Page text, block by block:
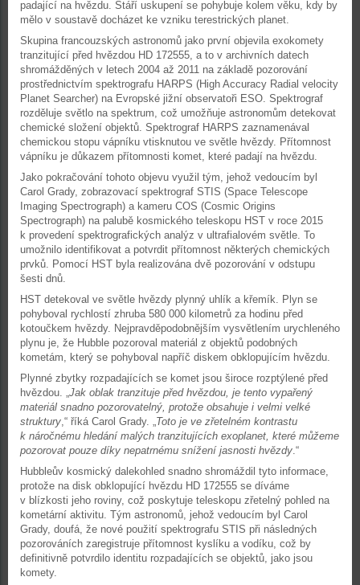
padající na hvězdu. Stáří uskupení se pohybuje kolem věku, kdy by
mělo v soustavě docházet ke vzniku terestrických planet.
Skupina francouzských astronomů jako první objevila exokomety
tranzitující před hvězdou HD 172555, a to v archivních datech
shromážděných v letech 2004 až 2011 na základě pozorování
prostřednictvím spektrografu HARPS (High Accuracy Radial velocity
Planet Searcher) na Evropské jižní observatoři ESO. Spektrograf
rozděluje světlo na spektrum, což umožňuje astronomům detekovat
chemické složení objektů. Spektrograf HARPS zaznamenával
chemickou stopu vápníku vtisknutou ve světle hvězdy. Přítomnost
vápníku je důkazem přítomnosti komet, které padají na hvězdu.
Jako pokračování tohoto objevu využil tým, jehož vedoucím byl
Carol Grady, zobrazovací spektrograf STIS (Space Telescope
Imaging Spectrograph) a kameru COS (Cosmic Origins
Spectrograph) na palubě kosmického teleskopu HST v roce 2015
k provedení spektrografických analýz v ultrafialovém světle. To
umožnilo identifikovat a potvrdit přítomnost některých chemických
prvků. Pomocí HST byla realizována dvě pozorování v odstupu
šesti dnů.
HST detekoval ve světle hvězdy plynný uhlík a křemík. Plyn se
pohyboval rychlostí zhruba 580 000 kilometrů za hodinu před
kotoučkem hvězdy. Nejpravděpodobnějším vysvětlením urychleného
plynu je, že Hubble pozoroval materiál z objektů podobných
kometám, který se pohyboval napříč diskem obklopujícím hvězdu.
Plynné zbytky rozpadajících se komet jsou široce rozptýlené před
hvězdou. „Jak oblak tranzituje před hvězdou, je tento vypařený
materiál snadno pozorovatelný, protože obsahuje i velmi velké
struktury,“ říká Carol Grady. „Toto je ve zřetelném kontrastu
k náročnému hledání malých tranzitujících exoplanet, které můžeme
pozorovat pouze díky nepatrnému snížení jasnosti hvězdy.“
Hubbleův kosmický dalekohled snadno shromáždil tyto informace,
protože na disk obklopující hvězdu HD 172555 se díváme
v blízkosti jeho roviny, což poskytuje teleskopu zřetelný pohled na
kometární aktivitu. Tým astronomů, jehož vedoucím byl Carol
Grady, doufá, že nové použití spektrografu STIS při následných
pozorováních zaregistruje přítomnost kyslíku a vodíku, což by
definitivně potvrdilo identitu rozpadajících se objektů, jako jsou
komety.